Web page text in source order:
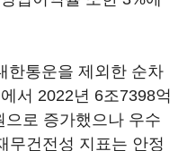
한통운을 제외한 순차
서 2022년 6조7398억
로 증가했으나 우수
무건전성 지표는 안정